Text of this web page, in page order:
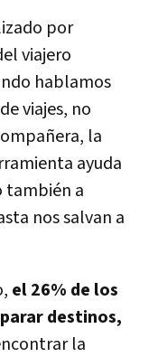
por
viajero
hablamos
viajes, no
la
ayuda
también a
nos salvan a
el 26% de los
destinos,
la